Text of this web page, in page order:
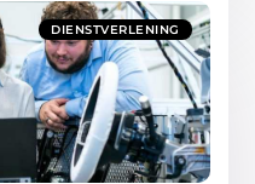
DIENSTVERLENING